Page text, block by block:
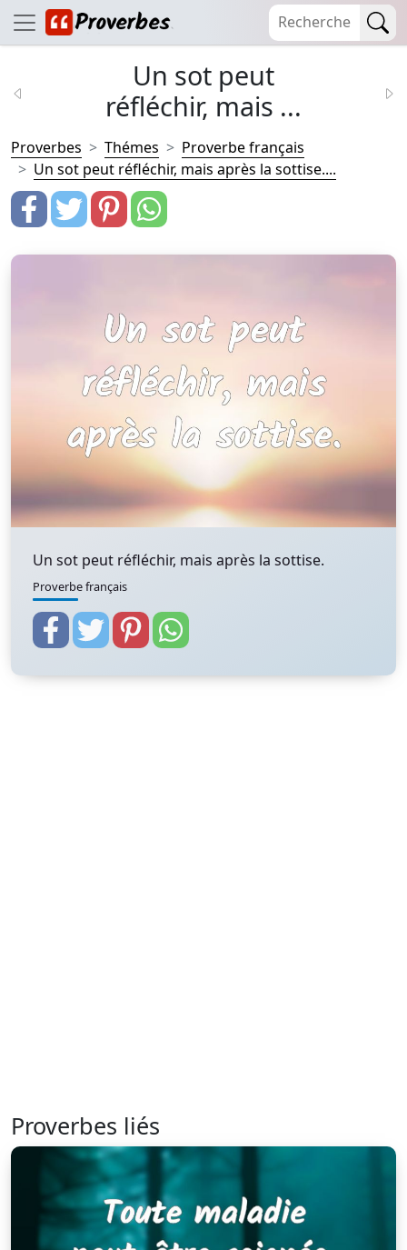
Un sot peut
réfléchir, mais ...
Proverbes Thémes
Proverbe français
Un sot peut réfléchir, mais après la sottise....
Un sot peut réfléchir, mais après la sottise.
Proverbe français
Proverbes liés